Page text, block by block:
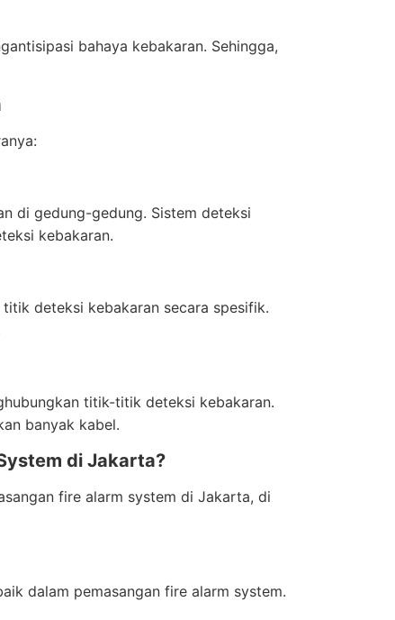
bahaya kebakaran. Sehingga,
di gedung-gedung. Sistem deteksi
kebakaran.
deteksi kebakaran secara spesifik.
titik-titik deteksi kebakaran.
banyak kabel.
di Jakarta?
fire alarm system di Jakarta, di
dalam pemasangan fire alarm system.